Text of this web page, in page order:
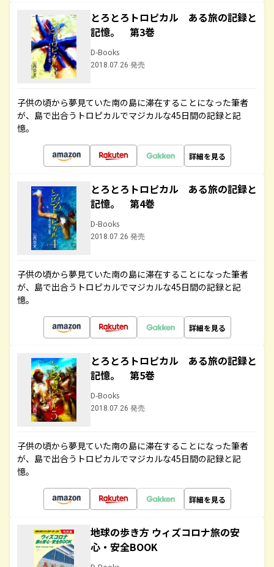
とろとろトロピカル ある旅の記録と
記憶。 第3巻
D-Books
2018.07.26 発売
子供の頃から夢見ていた南の島に滞在することになった筆者
が、島で出合うトロピカルでマジカルな45日間の記録と記
憶。
詳細を見る
とろとろトロピカル ある旅の記録と
記憶。 第4巻
D-Books
2018.07.26 発売
子供の頃から夢見ていた南の島に滞在することになった筆者
が、島で出合うトロピカルでマジカルな45日間の記録と記
憶。
詳細を見る
とろとろトロピカル ある旅の記録と
記憶。 第5巻
D-Books
2018.07.26 発売
子供の頃から夢見ていた南の島に滞在することになった筆者
が、島で出合うトロピカルでマジカルな45日間の記録と記
憶。
詳細を見る
地球の歩き方 ウィズコロナ旅の安
心・安全BOOK